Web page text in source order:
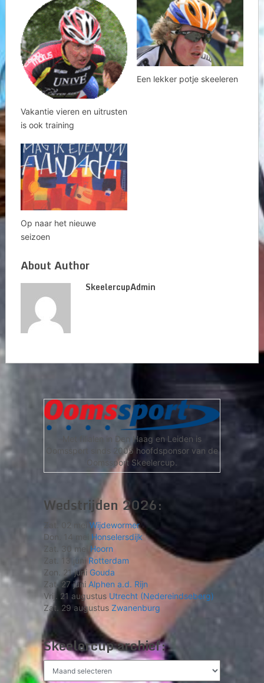
Vakantie vieren en uitrusten
is ook training
Een lekker potje skeeleren
Op naar het nieuwe
seizoen
About Author
SkeelercupAdmin
Met filialen in Den Haag en Leiden is
Oomssport sinds 2005 hoofdsponsor van de
Oomssport Skeelercup.
Wedstrijden 2026:
Zat. 02 mei Wijdewormer
Don. 14 mei Honselersdijk
Zat. 30 mei Hoorn
Zat. 13 juni Rotterdam
Zon. 21 juni Gouda
Zat. 27 juni Alphen a.d. Rijn
Vrij. 21 augustus Utrecht (Nedereindseberg)
Zat. 29 augustus Zwanenburg
Skeelercup archief:
archief: